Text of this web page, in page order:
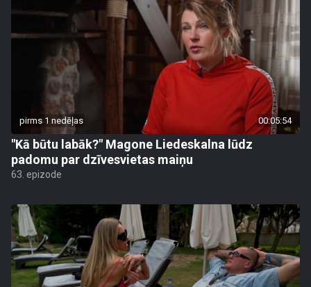
pirms 1 nedēļas 00:05:54
"Kā būtu labāk?" Magone Liedeskalna lūdz
padomu par dzīvesvietas maiņu
63. epizode